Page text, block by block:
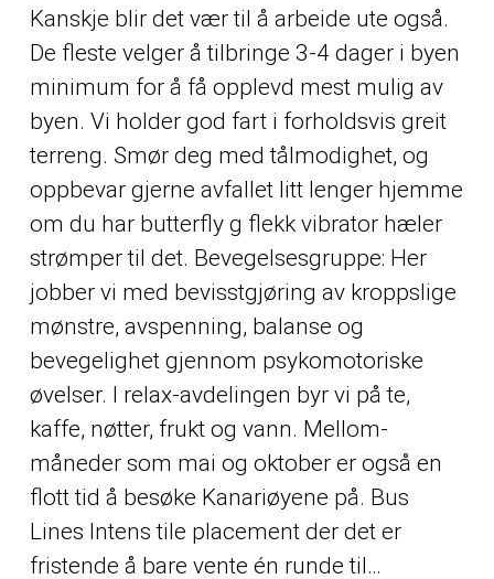
Kanskje blir det vær til å arbeide ute også.
De fleste velger å tilbringe 3-4 dager i byen
minimum for å få opplevd mest mulig av
byen. Vi holder god fart i forholdsvis greit
terreng. Smør deg med tålmodighet, og
oppbevar gjerne avfallet litt lenger hjemme
om du har butterfly g flekk vibrator hæler
strømper til det. Bevegelsesgruppe: Her
jobber vi med bevisstgjøring av kroppslige
mønstre, avspenning, balanse og
bevegelighet gjennom psykomotoriske
øvelser. I relax-avdelingen byr vi på te,
kaffe, nøtter, frukt og vann. Mellom-
måneder som mai og oktober er også en
flott tid å besøke Kanariøyene på. Bus
Lines Intens tile placement der det er
fristende å bare vente én runde til…